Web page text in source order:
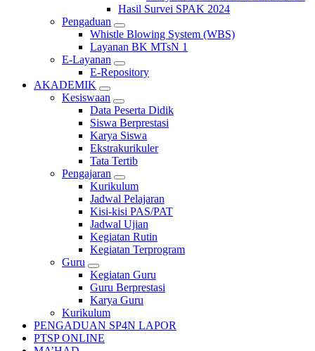
Hasil Survei SPAK 2024
Pengaduan
Whistle Blowing System (WBS)
Layanan BK MTsN 1
E-Layanan
E-Repository
AKADEMIK
Kesiswaan
Data Peserta Didik
Siswa Berprestasi
Karya Siswa
Ekstrakurikuler
Tata Tertib
Pengajaran
Kurikulum
Jadwal Pelajaran
Kisi-kisi PAS/PAT
Jadwal Ujian
Kegiatan Rutin
Kegiatan Terprogram
Guru
Kegiatan Guru
Guru Berprestasi
Karya Guru
Kurikulum
PENGADUAN SP4N LAPOR
PTSP ONLINE